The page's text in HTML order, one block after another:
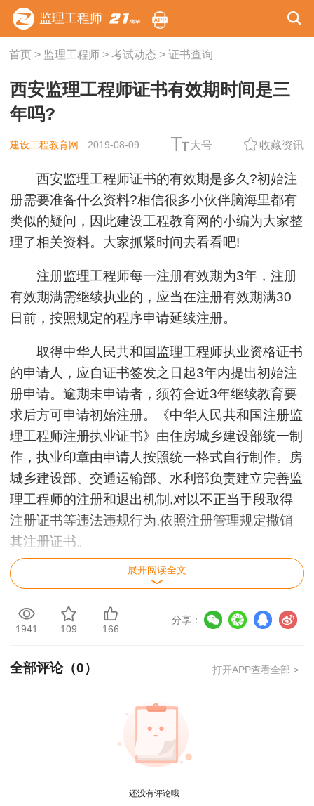
监理工程师
首页> 监理工程师> 考试动态 > 证书查询
西安监理工程师证书有效期时间是三
年吗?
建设工程教育网 2019-08-09 大号 收藏资讯
西安监理工程师证书的有效期是多久?初始注
册需要准备什么资料?相信很多小伙伴脑海里都有
类似的疑问，因此建设工程教育网的小编为大家整
理了相关资料。大家抓紧时间去看看吧!
注册监理工程师每一注册有效期为3年，注册
有效期满需继续执业的，应当在注册有效期满30
日前，按照规定的程序申请延续注册。
取得中华人民共和国监理工程师执业资格证书
的申请人，应自证书签发之日起3年内提出初始注
册申请。逾期未申请者，须符合近3年继续教育要
求后方可申请初始注册。《中华人民共和国注册监
理工程师注册执业证书》由住房城乡建设部统一制
作，执业印章由申请人按照统一格式自行制作。房
城乡建设部、交通运输部、水利部负责建立完善监
理工程师的注册和退出机制,对以不正当手段取得
注册证书等违法违规行为,依照注册管理规定撒销
其注册证书。
申请初始注册需在网上提交下列材料：
(1)本人填写的《中华人民共和国注册监理工
程师初始注册申请表》;
(2)由社会保险机构出具的近一个月在聘用单
(3)本人近期一寸彩色免冠证件照扫描件。
关问题,希望能帮助到大家。更多关于监理工程师
展开阅读全文
1941 109 166
分享：
全部评论（0） 打开APP查看全部 >
还没有评论哦